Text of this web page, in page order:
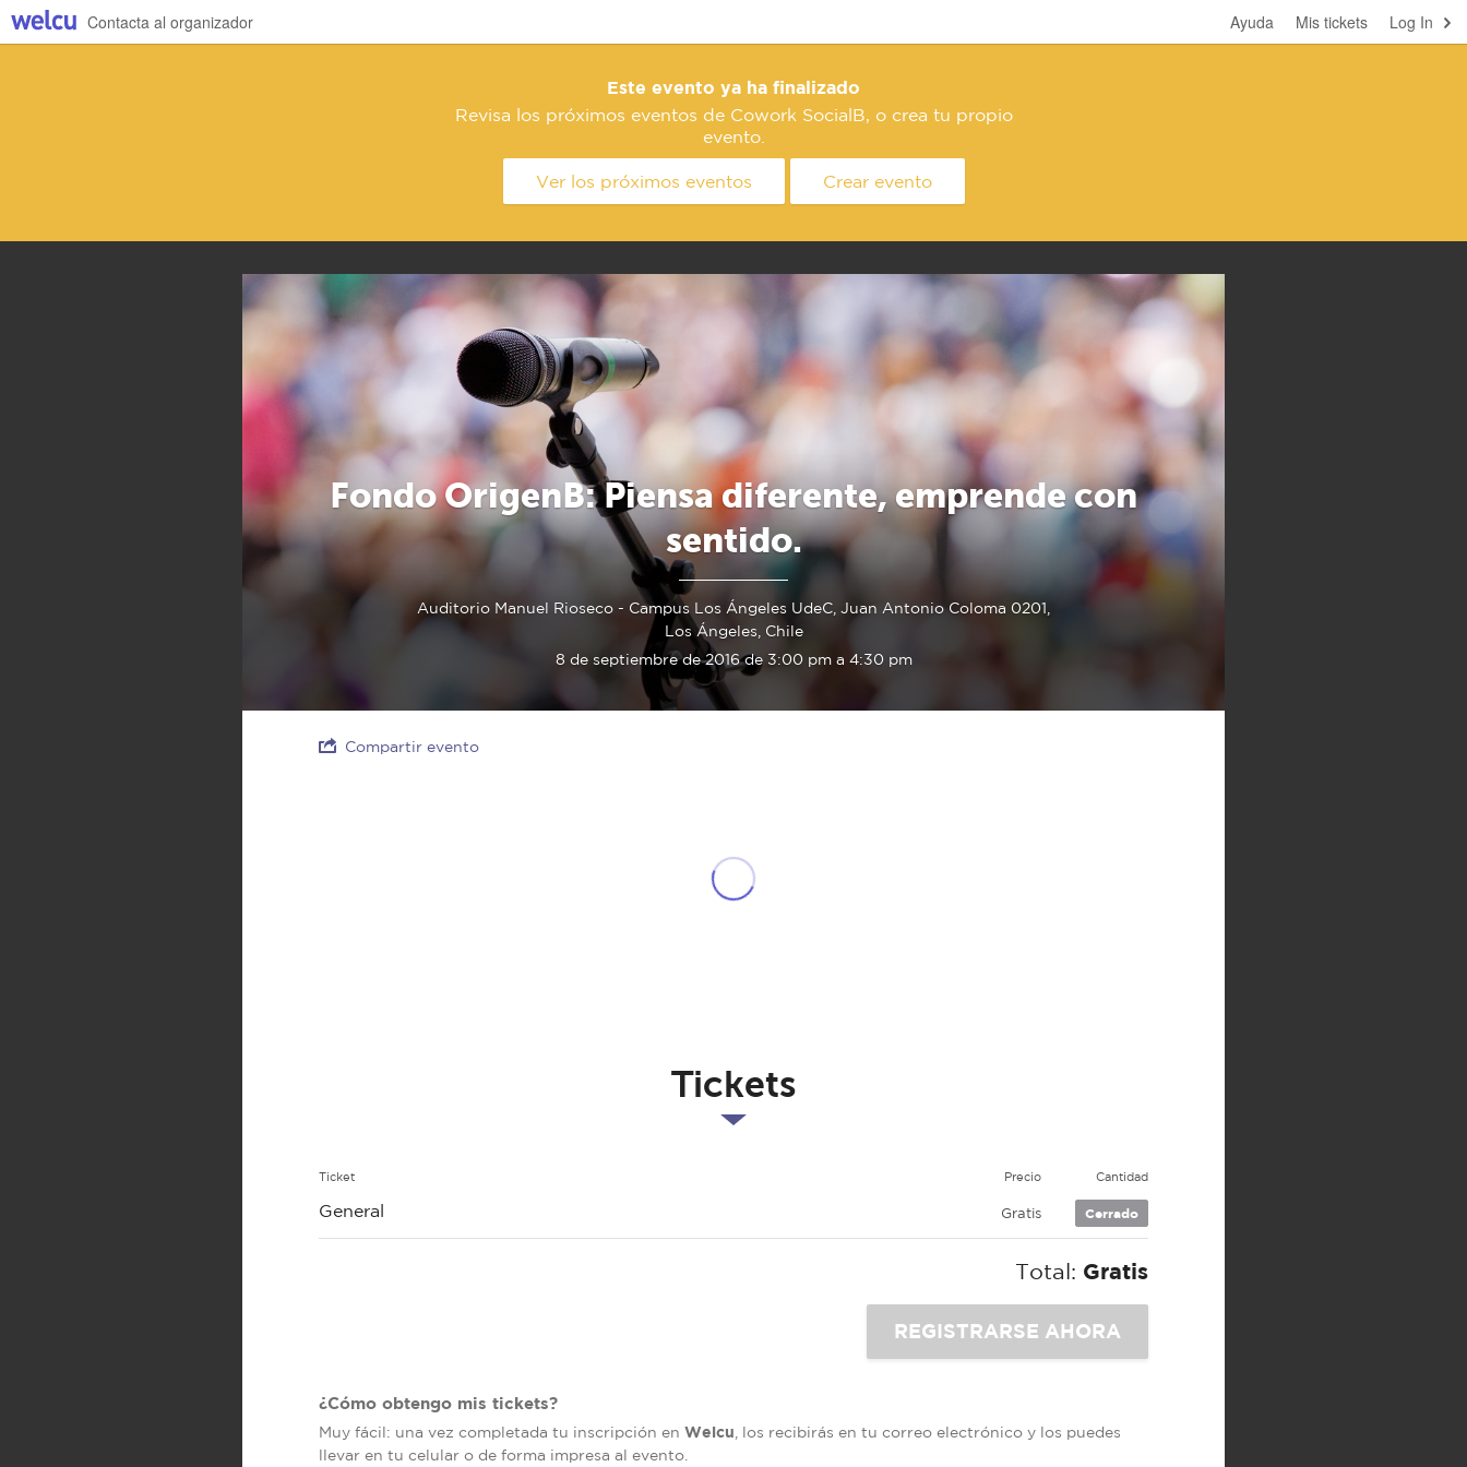
Log In
Mis tickets
Ayuda
Contacta al organizador
Este evento ya ha finalizado
Revisa los próximos eventos de Cowork SocialB, o crea tu propio
evento.
Ver los próximos eventos Crear evento
Fondo OrigenB: Piensa diferente, emprende con
sentido.
Auditorio Manuel Rioseco - Campus Los Ángeles UdeC, Juan Antonio Coloma 0201,
Los Ángeles, Chile
8 de septiembre de 2016 de 3:00 pm a 4:30 pm
Compartir evento
Tickets
Ticket Precio Cantidad
General Gratis Cerrado
Total: Gratis
¿Cómo obtengo mis tickets?
Muy fácil: una vez completada tu inscripción en Welcu , los recibirás en tu correo electrónico y los puedes
llevar en tu celular o de forma impresa al evento.